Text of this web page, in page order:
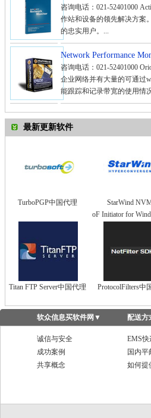
咨询电话：021-52401000
作站和设备的领先解决方案
的忠实用户。...
Network Performance
咨询电话：021-52401000
企业网络并有大量的可通过
能跟踪和记录带宽的使用情
最新更新软件
TurboPGP中国代理
StarWind
oF Initiator for
Titan FTP Server中国代理 ProtocolFilters中
软众信息买软件网 ▼ 配送方
诚信与安全 EMS快
成功案例
国内平
共享概念
如何提